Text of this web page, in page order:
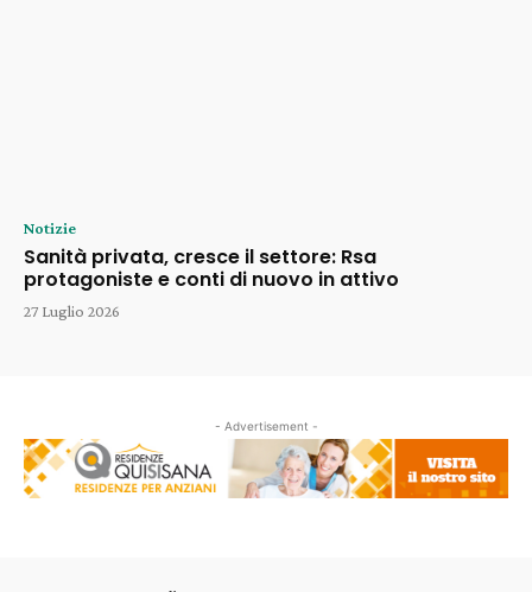
Notizie
Sanità privata, cresce il settore: Rsa
protagoniste e conti di nuovo in attivo
27 Luglio 2026
- Advertisement -